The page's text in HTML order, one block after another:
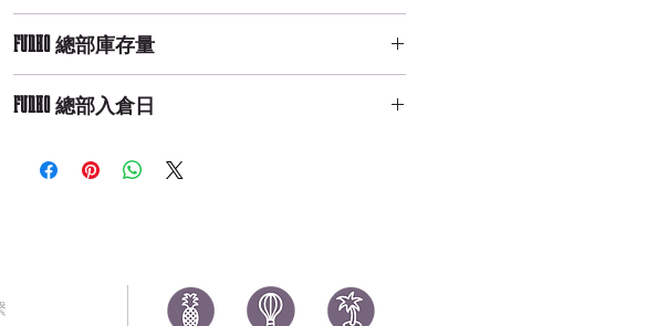
FUNKO 總部庫存量
FUNKO 總部入倉日